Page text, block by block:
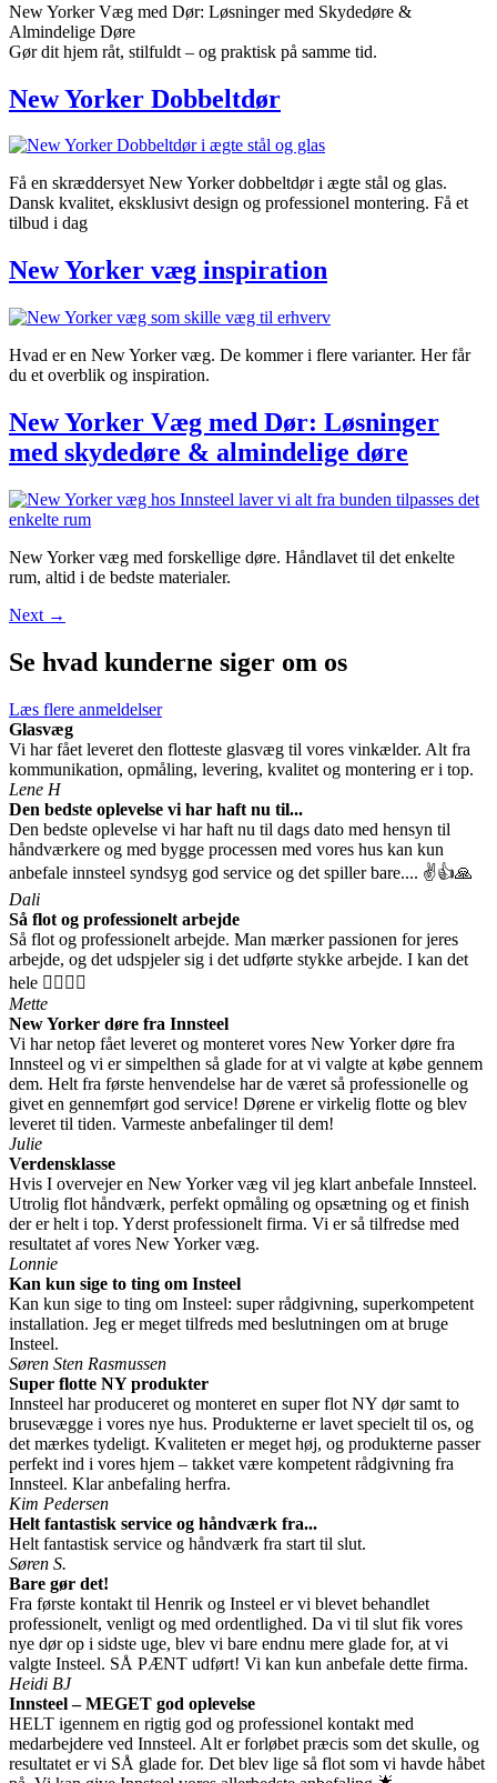
New Yorker Væg med Dør: Løsninger med Skydedøre &
Almindelige Døre
Gør dit hjem råt, stilfuldt – og praktisk på samme tid.
New Yorker Dobbeltdør
Få en skræddersyet New Yorker dobbeltdør i ægte stål og glas.
Dansk kvalitet, eksklusivt design og professionel montering. Få et
tilbud i dag
New Yorker væg inspiration
Hvad er en New Yorker væg. De kommer i flere varianter. Her får
du et overblik og inspiration.
New Yorker Væg med Dør: Løsninger
med skydedøre & almindelige døre
New Yorker væg med forskellige døre. Håndlavet til det enkelte
rum, altid i de bedste materialer.
Next →
Se hvad kunderne siger om os
Læs flere anmeldelser
Glasvæg
Vi har fået leveret den flotteste glasvæg til vores vinkælder. Alt fra
kommunikation, opmåling, levering, kvalitet og montering er i top.
Lene H
Den bedste oplevelse vi har haft nu til...
Den bedste oplevelse vi har haft nu til dags dato med hensyn til
håndværkere og med bygge processen med vores hus kan kun
anbefale innsteel syndsyg god service og det spiller bare.... ✌️👍🙏
Dali
Så flot og professionelt arbejde
Så flot og professionelt arbejde. Man mærker passionen for jeres
arbejde, og det udspjeler sig i det udførte stykke arbejde. I kan det
hele 👍🏻👍🏻
Mette
New Yorker døre fra Innsteel
Vi har netop fået leveret og monteret vores New Yorker døre fra
Innsteel og vi er simpelthen så glade for at vi valgte at købe gennem
dem. Helt fra første henvendelse har de været så professionelle og
givet en gennemført god service! Dørene er virkelig flotte og blev
leveret til tiden. Varmeste anbefalinger til dem!
Julie
Verdensklasse
Hvis I overvejer en New Yorker væg vil jeg klart anbefale Innsteel.
Utrolig flot håndværk, perfekt opmåling og opsætning og et finish
der er helt i top. Yderst professionelt firma. Vi er så tilfredse med
resultatet af vores New Yorker væg.
Lonnie
Kan kun sige to ting om Insteel
Kan kun sige to ting om Insteel: super rådgivning, superkompetent
installation. Jeg er meget tilfreds med beslutningen om at bruge
Insteel.
Søren Sten Rasmussen
Super flotte NY produkter
Innsteel har produceret og monteret en super flot NY dør samt to
brusevægge i vores nye hus. Produkterne er lavet specielt til os, og
det mærkes tydeligt. Kvaliteten er meget høj, og produkterne passer
perfekt ind i vores hjem – takket være kompetent rådgivning fra
Innsteel. Klar anbefaling herfra.
Kim Pedersen
Helt fantastisk service og håndværk fra...
Helt fantastisk service og håndværk fra start til slut.
Søren S.
Bare gør det!
Fra første kontakt til Henrik og Insteel er vi blevet behandlet
professionelt, venligt og med ordentlighed. Da vi til slut fik vores
nye dør op i sidste uge, blev vi bare endnu mere glade for, at vi
valgte Insteel. SÅ PÆNT udført! Vi kan kun anbefale dette firma.
Heidi BJ
Innsteel – MEGET god oplevelse
HELT igennem en rigtig god og professionel kontakt med
medarbejdere ved Innsteel. Alt er forløbet præcis som det skulle, og
resultatet er vi SÅ glade for. Det blev lige så flot som vi havde håbet